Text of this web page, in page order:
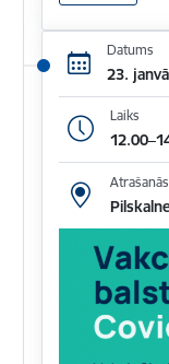
Datums
23.
Laiks